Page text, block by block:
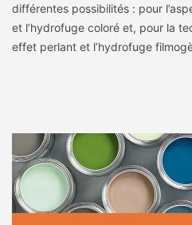
différentes possibilités : pour
et l’hydrofuge coloré et, pour la
effet perlant et l’hydrofuge